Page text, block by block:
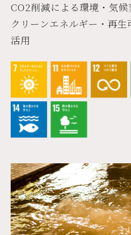
CO2削減による環境・ 気候
クリーンエネルギー・再生
活用